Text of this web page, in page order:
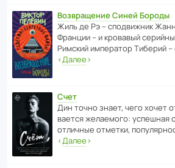
Возвращение Синей Бороды
Жиль де Рэ – спод­ви­жник
Франции – и кровавый
Римский импе­ратор Тиберий
‹Далее›
Счет
Дин точно знает, чего хочет
ва­ется жела­е­мого: успе­шная
отли­чные отметки,
‹Далее›